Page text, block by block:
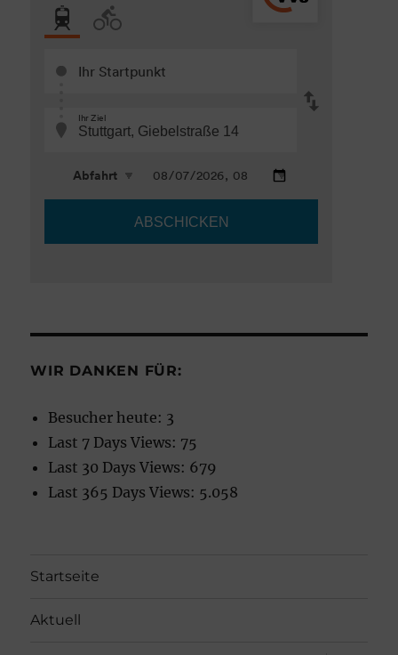
WIR DANKEN FÜR:
Besucher heute: 3
Last 7 Days Views: 75
Last 30 Days Views: 679
Last 365 Days Views: 5.058
Startseite
Aktuell